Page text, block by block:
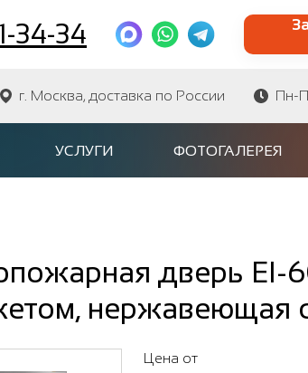
34-34
Найти по сайту
г. Москва, доставка по России Пн-
УСЛУГИ ФОТОГАЛЕРЕЯ
дверь EI-
нержавеющая
Цена от